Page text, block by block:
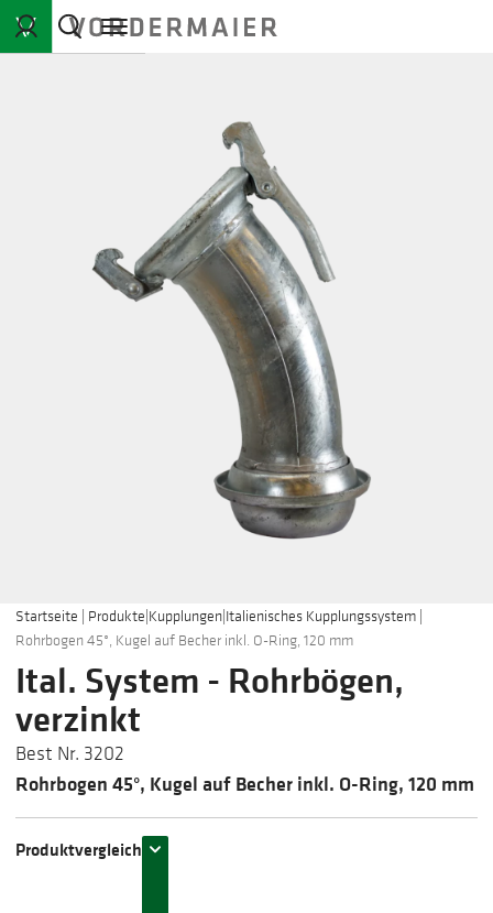
Startseite | Produkte|Kupplungen|Italienisches Kupplungssystem |
Rohrbogen 45°, Kugel auf Becher inkl. O-Ring, 120 mm
Ital. System - Rohrbögen,
verzinkt
Best Nr. 3202
Rohrbogen 45°, Kugel auf Becher inkl. O-Ring, 120 mm
Produktvergleich